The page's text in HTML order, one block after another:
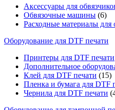
Аксессуары для
Обвязочные машины (6)
Расходные материалы для
Оборудование для DTF печати
Принтеры для DTF печати
Дополнительное
Клей для DTF печати (15)
Пленка и бумага для DTF
Чернила для DTF печати